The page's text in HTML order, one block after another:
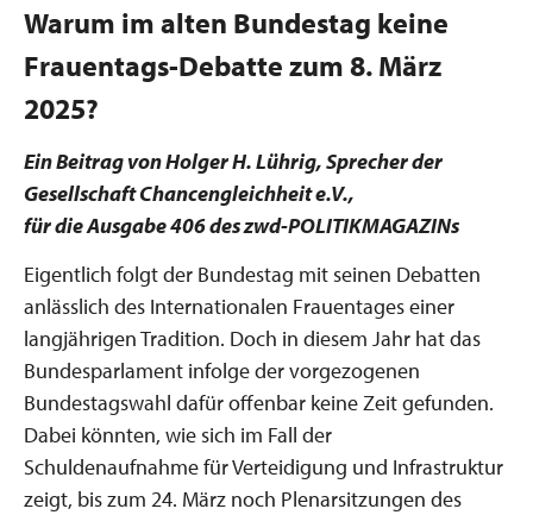
Warum im alten Bundestag keine
Frauentags-Debatte zum 8. März
2025?
Ein Beitrag von Holger H. Lührig, Sprecher der
Gesellschaft Chancengleichheit e.V.,
für die Ausgabe 406 des zwd-POLITIKMAGAZINs
Eigentlich folgt der Bundestag mit seinen Debatten
anlässlich des Internationalen Frauentages einer
langjährigen Tradition. Doch in diesem Jahr hat das
Bundesparlament infolge der vorgezogenen
Bundestagswahl dafür offenbar keine Zeit gefunden.
Dabei könnten, wie sich im Fall der
Schuldenaufnahme für Verteidigung und Infrastruktur
zeigt, bis zum 24. März noch Plenarsitzungen des